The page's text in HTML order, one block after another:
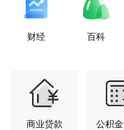
财经 百科
商业贷款 公积